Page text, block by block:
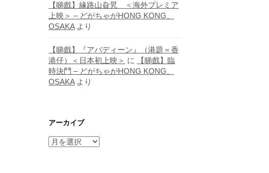
【睇戲】緣路山旮旯 ＜海外プレミア
上映＞ – どがちゃがHONG KONG、
OSAKAより
【睇戲】『アバディーン』（港題＝香
港仔）＜日本初上映＞ に
【睇戲】臨
時決鬥 – どがちゃがHONG KONG、
OSAKAより
アーカイブ
ア